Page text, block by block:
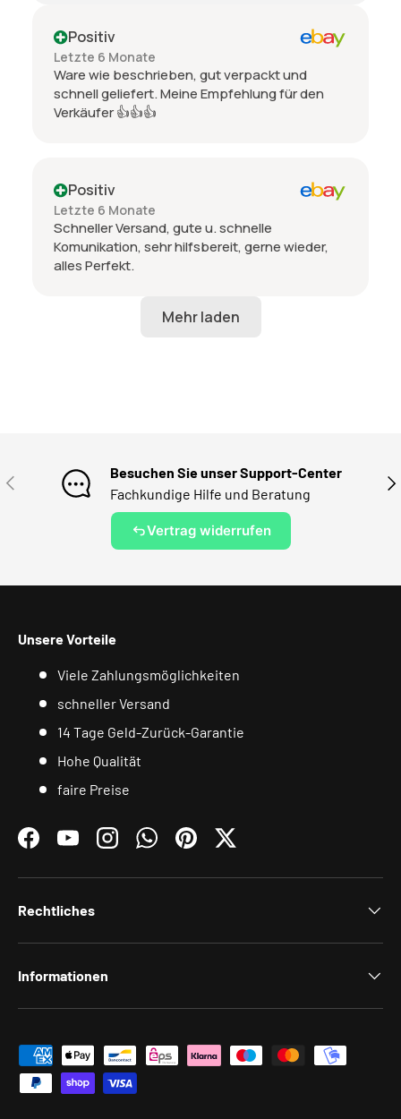
Positiv
Letzte 6 Monate
Ware wie beschrieben, gut verpackt und
schnell geliefert. Meine Empfehlung für den
Verkäufer 👍👍👍
Positiv
Letzte 6 Monate
Schneller Versand, gute u. schnelle
Komunikation, sehr hilfsbereit, gerne wieder,
alles Perfekt.
VORHERIGE
Besuchen Sie unser Support-Center
Fachkundige Hilfe und Beratung
Vertrag widerrufen
Unsere Vorteile
Viele Zahlungsmöglichkeiten
schneller Versand
14 Tage Geld-Zurück-Garantie
Hohe Qualität
faire Preise
FacebookYouTubeInstagramWhatsAppPinterestTwitter
Rechtliches
Informationen
Zahlungsmethoden